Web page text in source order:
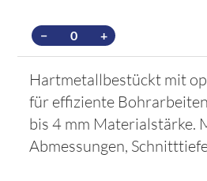
− +
Hartmetallbestückt mit
für effiziente
bis 4 mm Materialstärke.
Abmessungen,